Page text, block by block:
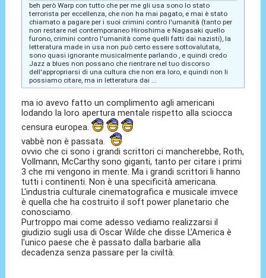
beh però Warp con tutto che per me gli usa sono lo stato
terrorista per eccellenza, che non ha mai pagato, e mai è stato
chiamato a pagare per i suoi crimini contro l'umanità (tanto per
non restare nel contemporaneo Hiroshima e Nagasaki quello
furono, crimini contro l'umanità come quelli fatti dai nazisti), la
letteratura made in usa non può certo essere sottovalutata,
sono quasi ignorante musicalmente parlando , e quindi credo
Jazz a blues non possano che rientrare nel tuo discorso
dell'appropriarsi di una cultura che non era loro, e quindi non li
possiamo citare, ma in letteratura dai ...
ma io avevo fatto un complimento agli americani
lodando la loro apertura mentale rispetto alla sciocca
censura europea.
vabbè non è passata.
ovvio che ci sono i grandi scrittori ci mancherebbe, Roth,
Vollmann, McCarthy sono giganti, tanto per citare i primi
3 che mi vengono in mente. Ma i grandi scrittori li hanno
tutti i continenti. Non è una specificità americana.
L'industria culturale cinematografica e musicale imvece
è quella che ha costruito il soft power planetario che
conosciamo.
Purtroppo mai come adesso vediamo realizzarsi il
giudizio sugli usa di Oscar Wilde che disse L'America è
l'unico paese che è passato dalla barbarie alla
decadenza senza passare per la civiltà.